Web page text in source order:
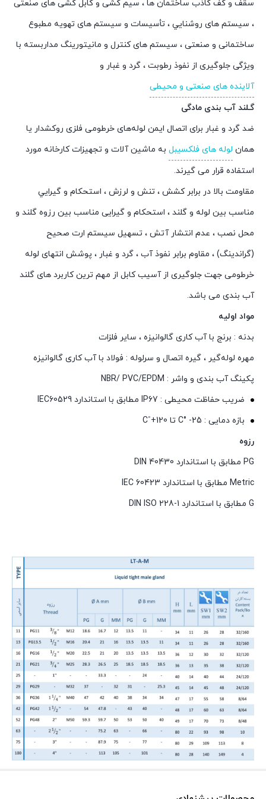
سقف و کف کاذب ساختمان ها ، سيم کشی و کابل کشی های صنعتی
، سيستم های روشنايي ، تأسيسات و سیستم های تهويه مطبوع
ساختمانی و صنعتی ، سيستم های کنترل و مانيتورينگ مداربسته با
ويژگی جلوگيری از نفوذ رطوبت ، گرد و غبار و
آلاينده های صنعتی و محيطی
گـلند آب بندی مادگی
ضد گرد و غبار برای اتصال ایمن لوله‌های خرطومی فلزی روکشدار یا
همان لوله های فلکسیبل به ماشین‌ آلات و تجهیزات کارخانه مورد
استفاده قرار می گیرند.
مقاومت بالا در برابر کشش ، تنش و لرزش ، استحکام و گيرايي
مناسب بين لوله و گلند ، استحکام و گيرايی مناسب بين رزوه گلند و
محل نصب ، عدم انتشار آتش ، تسهيل سیستم ارت صحیح
(گراندینگ) ، مقاوم برابر نفوذ آب ، گرد و غبار ، پوشش انتهای لوله
خرطومی جهت جلوگیری از آسیب کابل از مهم ترین کاربرد های گلند
آب بندی می باشد.
مواد اولیه
بدنه : برنج با آب کاری گالوانیزه ، سایر فلزات
مهره لوله‌گیر ، گیره اتصال و سرلوله : فولاد با آب کاری گالوانیزه
پکینگ آب‌ بندی و واشر : NBR/ PVC/EPDM
ضریب حفاظت محیطی : IP67 مطابق با استاندارد IEC60529
بازه دمایی : C° -25 تا C˚+120
رزوه
PG مطابق با استاندارد DIN 40430
Metric مطابق با استاندارد IEC 60423
G مطابق با استاندارد DIN ISO 228-1